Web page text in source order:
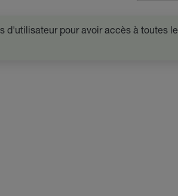
d'utilisateur pour avoir accès à toutes